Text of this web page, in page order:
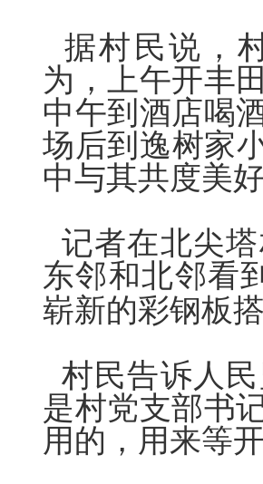
据村民说，
为，上午开丰
中午到酒店喝
场后到逸树家
中与其共度美好
记者在北尖
东邻和北邻看
崭新的彩钢板
村民告诉人
是村党支部书
用的，用来等